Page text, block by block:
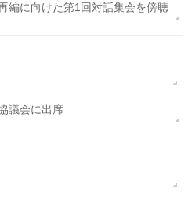
編に向けた第1回対話集会を傍聴
議会に出席